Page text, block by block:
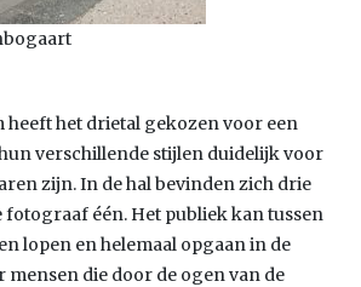
het drietal gekozen voor een
verschillende stijlen duidelijk voor
zijn. In de hal bevinden zich drie
fotograaf één. Het publiek kan tussen
lopen en helemaal opgaan in de
mensen die door de ogen van de